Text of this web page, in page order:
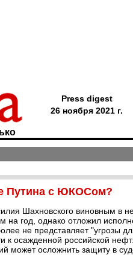
Press digest
26 ноября 2021 г.
Путина с ЮКОСом?
Шахновского виновным в
год, однако отложил
не представляет "угрозы
к осажденной российской
может осложнить защиту в